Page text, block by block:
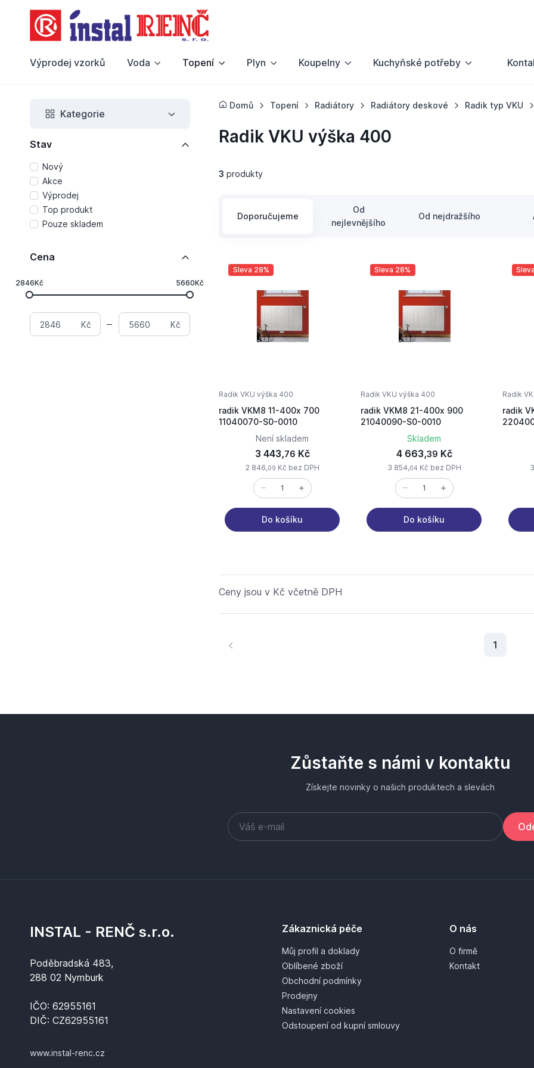
Výprodej vzorků Voda Topení Plyn Koupelny Kuchyňské potřeby
Kategorie
Stav
Nový
Akce
Výprodej
Top produkt
Pouze skladem
Cena
2846Kč 5660Kč
Kč Kč
Domů Topení Radiátory Radiátory deskové Radik typ VKU
Radik VKU výška 400
3 produkty
Doporučujeme
Od
nejlevnějšího
Od nejdražšího
Sleva 28%
Radik VKU výška 400
radik VKM8 11-400x 700
11040070-S0-0010
Není skladem
3 443,76 Kč
2 846,09 Kč bez DPH
Do košíku
Sleva 28%
Radik VKU výška 400
radik VKM8 21-400x 900
21040090-S0-0010
Skladem
4 663,39 Kč
3 854,04 Kč bez DPH
Do košíku
Radik
radik
Ceny jsou v Kč včetně DPH
1
Zůstaňte s námi v kontaktu
Získejte novinky o našich produktech a slevách
INSTAL - RENČ s.r.o.
Poděbradská 483,
288 02 Nymburk
IČO: 62955161
DIČ: CZ62955161
www.instal-renc.cz
Zákaznická péče
Můj profil a doklady
Oblíbené zboží
Obchodní podmínky
Prodejny
Nastavení cookies
Odstoupení od kupní smlouvy
O nás
O firmě
Kontakt